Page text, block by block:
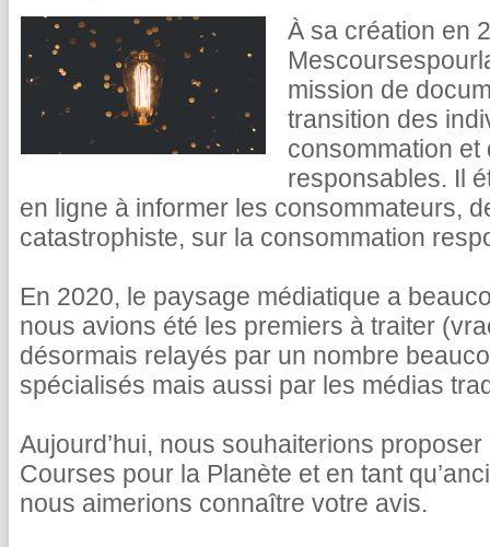
À sa création en
mission de
transition des
consommation
responsables. Il
en ligne à informer les consommateurs,
catastrophiste, sur la consommation
En 2020, le paysage médiatique a
nous avions été les premiers à traiter
désormais relayés par un nombre
spécialisés mais aussi par les médias
Aujourd’hui, nous souhaiterions
Courses pour la Planète et en tant
nous aimerions connaître votre avis.